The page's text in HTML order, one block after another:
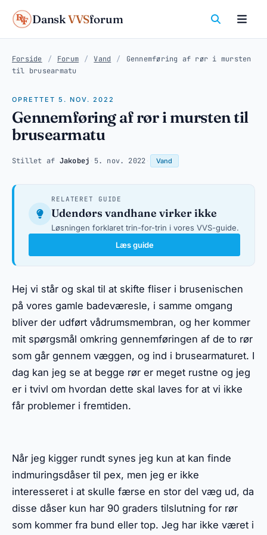
DanskVVSforum
Forside / Forum / Vand /
Gennemføring af rør i mursten
til brusearmatu
OPRETTET 5. NOV. 2022
Gennemføring af rør i mursten til
brusearmatu
Stillet af Jakobej 5. nov. 2022 Vand
RELATERET GUIDE
Udendørs vandhane virker ikke
Løsningen forklaret trin-for-trin i vores VVS-guide.
Læs guide
Hej vi står og skal til at skifte fliser i brusenischen
på vores gamle badeværesle, i samme omgang
bliver der udført vådrumsmembran, og her kommer
mit spørgsmål omkring gennemføringen af de to rør
som går gennem væggen, og ind i brusearmaturet. I
dag kan jeg se at begge rør er meget rustne og jeg
er i tvivl om hvordan dette skal laves for at vi ikke
får problemer i fremtiden.
Når jeg kigger rundt synes jeg kun at kan finde
indmuringsdåser til pex, men jeg er ikke
interesseret i at skulle færse en stor del væg ud, da
disse dåser kun har 90 graders tilslutning for rør
som kommer fra bund eller top. Jeg har ikke været i